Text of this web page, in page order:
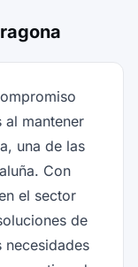
al mantener
una de las
Con
el sector
de
necesidades